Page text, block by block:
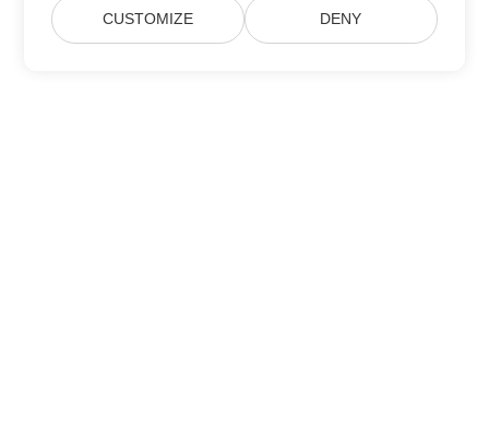
CUSTOMIZE DENY